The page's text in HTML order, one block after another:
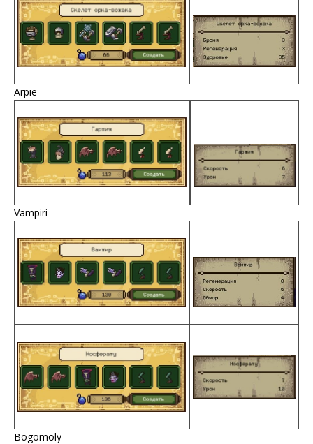
Arpie
Vampiri
Bogomoly